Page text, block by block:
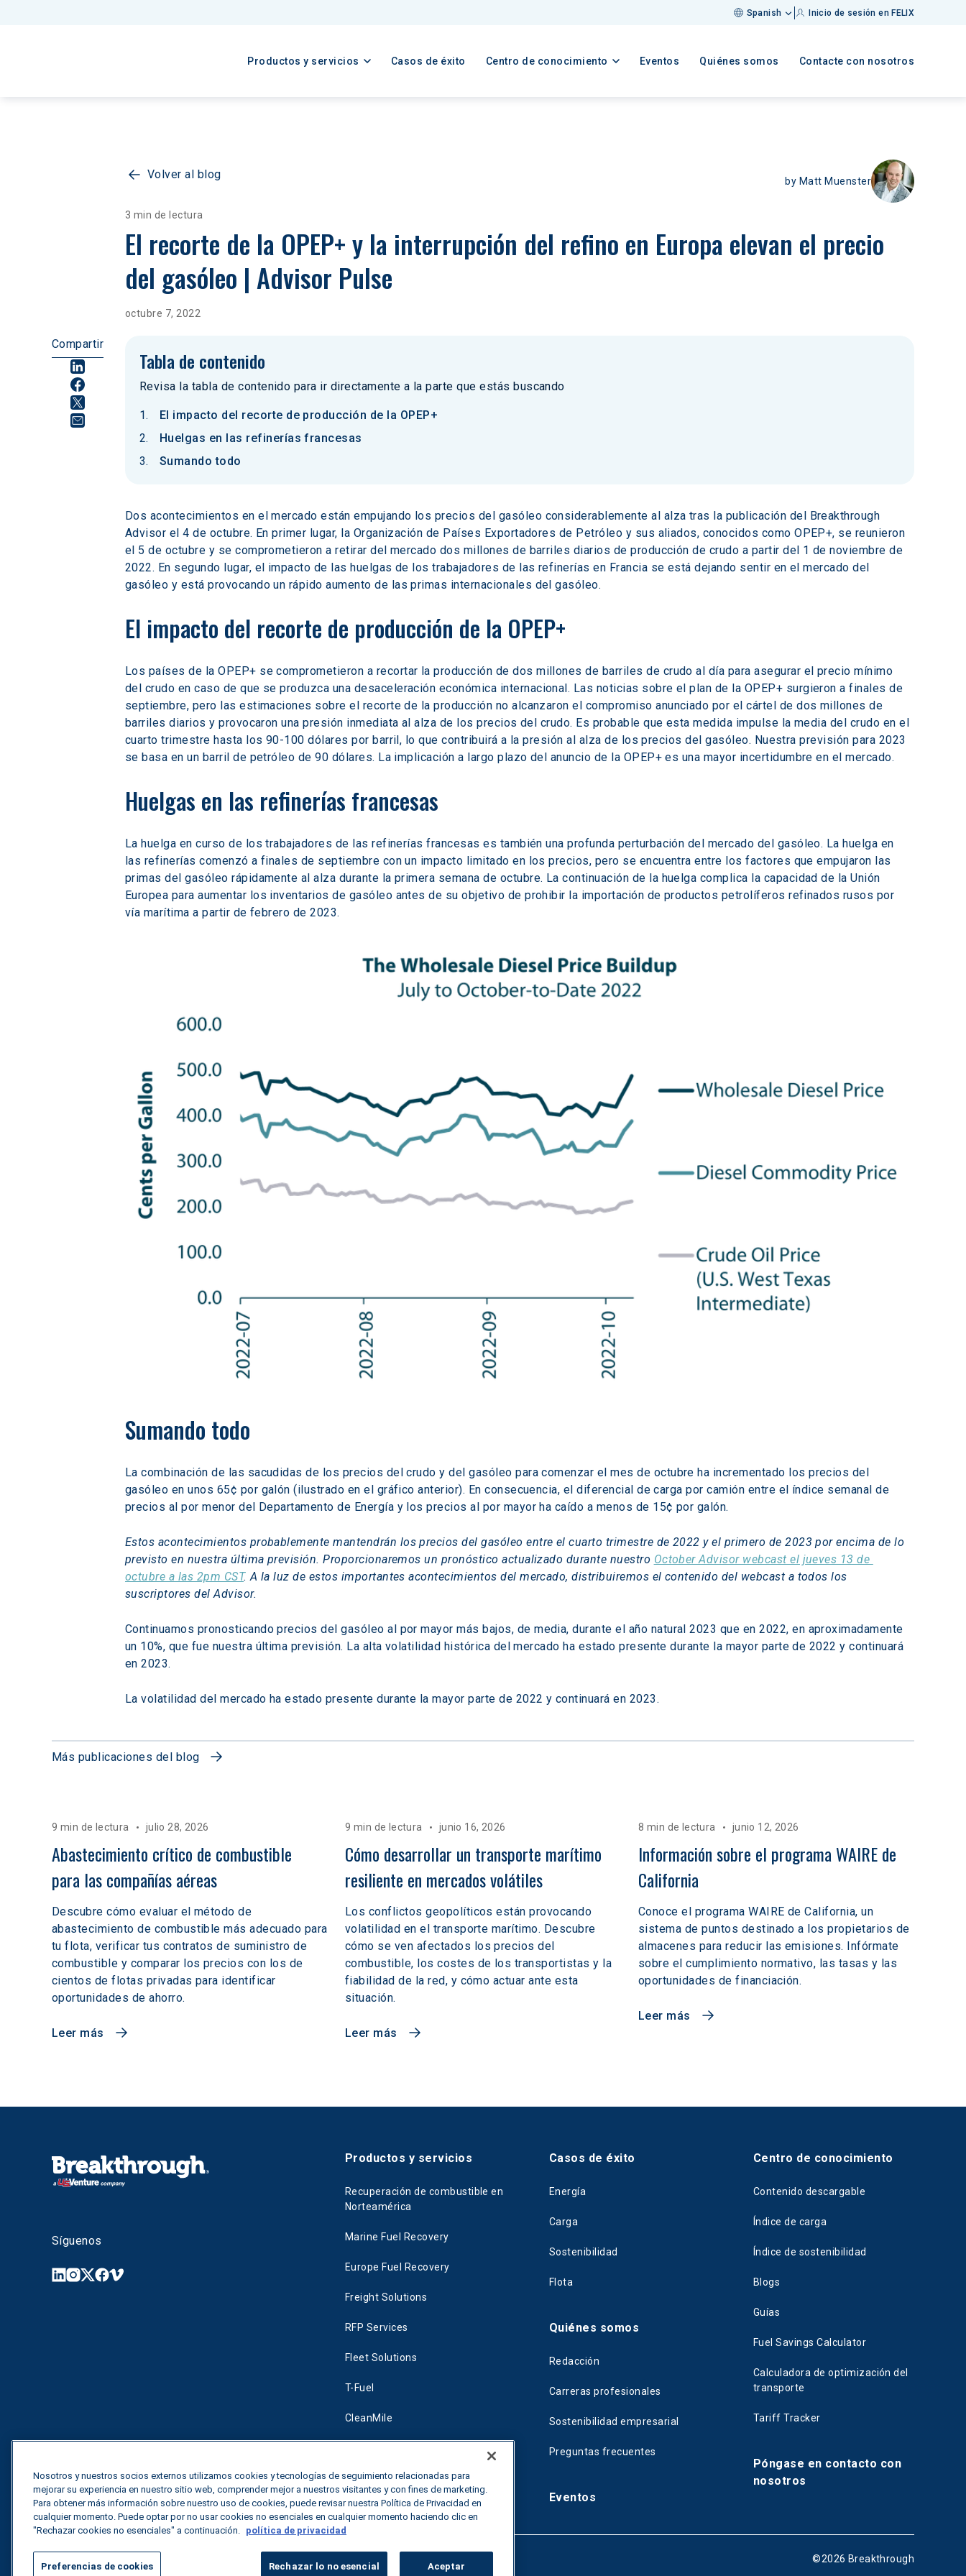
Spanish Inicio de sesión en FELIX
Productos y servicios Casos de éxito Centro de conocimiento Eventos Quiénes somos Contacte con nosotros
Volver al blog by Matt Muenster
3 min de lectura
El recorte de la OPEP+ y la interrupción del refino en Europa elevan el precio
del gasóleo | Advisor Pulse
octubre 7, 2022
Compartir
Tabla de contenido
Revisa la tabla de contenido para ir directamente a la parte que estás buscando
El impacto del recorte de producción de la OPEP+
Huelgas en las refinerías francesas
Sumando todo
Dos acontecimientos en el mercado están empujando los precios del gasóleo considerablemente al alza tras la publicación del Breakthrough
Advisor el 4 de octubre. En primer lugar, la Organización de Países Exportadores de Petróleo y sus aliados, conocidos como OPEP+, se reunieron
el 5 de octubre y se comprometieron a retirar del mercado dos millones de barriles diarios de producción de crudo a partir del 1 de noviembre de
2022. En segundo lugar, el impacto de las huelgas de los trabajadores de las refinerías en Francia se está dejando sentir en el mercado del
gasóleo y está provocando un rápido aumento de las primas internacionales del gasóleo.
El impacto del recorte de producción de la OPEP+
Los países de la OPEP+ se comprometieron a recortar la producción de dos millones de barriles de crudo al día para asegurar el precio mínimo
del crudo en caso de que se produzca una desaceleración económica internacional. Las noticias sobre el plan de la OPEP+ surgieron a finales de
septiembre, pero las estimaciones sobre el recorte de la producción no alcanzaron el compromiso anunciado por el cártel de dos millones de
barriles diarios y provocaron una presión inmediata al alza de los precios del crudo. Es probable que esta medida impulse la media del crudo en el
cuarto trimestre hasta los 90-100 dólares por barril, lo que contribuirá a la presión al alza de los precios del gasóleo. Nuestra previsión para 2023
se basa en un barril de petróleo de 90 dólares. La implicación a largo plazo del anuncio de la OPEP+ es una mayor incertidumbre en el mercado.
Huelgas en las refinerías francesas
La huelga en curso de los trabajadores de las refinerías francesas es también una profunda perturbación del mercado del gasóleo. La huelga en
las refinerías comenzó a finales de septiembre con un impacto limitado en los precios, pero se encuentra entre los factores que empujaron las
primas del gasóleo rápidamente al alza durante la primera semana de octubre. La continuación de la huelga complica la capacidad de la Unión
Europea para aumentar los inventarios de gasóleo antes de su objetivo de prohibir la importación de productos petrolíferos refinados rusos por
vía marítima a partir de febrero de 2023.
Sumando todo
La combinación de las sacudidas de los precios del crudo y del gasóleo para comenzar el mes de octubre ha incrementado los precios del
gasóleo en unos 65¢ por galón (ilustrado en el gráfico anterior). En consecuencia, el diferencial de carga por camión entre el índice semanal de
precios al por menor del Departamento de Energía y los precios al por mayor ha caído a menos de 15¢ por galón.
Estos acontecimientos probablemente mantendrán los precios del gasóleo entre el cuarto trimestre de 2022 y el primero de 2023 por encima de lo
previsto en nuestra última previsión. Proporcionaremos un pronóstico actualizado durante nuestro October Advisor webcast el jueves 13 de
octubre a las 2pm CST. A la luz de estos importantes acontecimientos del mercado, distribuiremos el contenido del webcast a todos los
suscriptores del Advisor.
Continuamos pronosticando precios del gasóleo al por mayor más bajos, de media, durante el año natural 2023 que en 2022, en aproximadamente
un 10%, que fue nuestra última previsión. La alta volatilidad histórica del mercado ha estado presente durante la mayor parte de 2022 y continuará
en 2023.
La volatilidad del mercado ha estado presente durante la mayor parte de 2022 y continuará en 2023.
Más publicaciones del blog
9 min de lectura julio 28, 2026
Abastecimiento crítico de combustible
para las compañías aéreas
Descubre cómo evaluar el método de
abastecimiento de combustible más adecuado para
tu flota, verificar tus contratos de suministro de
combustible y comparar los precios con los de
cientos de flotas privadas para identificar
oportunidades de ahorro.
Leer más
9 min de lectura junio 16, 2026
Cómo desarrollar un transporte marítimo
resiliente en mercados volátiles
Los conflictos geopolíticos están provocando
volatilidad en el transporte marítimo. Descubre
cómo se ven afectados los precios del
combustible, los costes de los transportistas y la
fiabilidad de la red, y cómo actuar ante esta
situación.
Leer más
8 min de lectura junio 12, 2026
Información sobre el programa WAIRE de
California
Conoce el programa WAIRE de California, un
sistema de puntos destinado a los propietarios de
almacenes para reducir las emisiones. Infórmate
sobre el cumplimiento normativo, las tasas y las
oportunidades de financiación.
Leer más
Síguenos
Productos y servicios
Recuperación de combustible en
Norteamérica
Marine Fuel Recovery
Europe Fuel Recovery
Freight Solutions
RFP Services
Fleet Solutions
T-Fuel
CleanMile
Casos de éxito
Energía
Carga
Sostenibilidad
Flota
Quiénes somos
Redacción
Carreras profesionales
Sostenibilidad empresarial
Preguntas frecuentes
Eventos
Centro de conocimiento
Contenido descargable
Índice de carga
Índice de sostenibilidad
Blogs
Guías
Fuel Savings Calculator
Calculadora de optimización del
transporte
Tariff Tracker
Póngase en contacto con
nosotros
reservados.
©2026 Breakthrough
Nosotros y nuestros socios externos utilizamos cookies y tecnologías de seguimiento relacionadas para
mejorar su experiencia en nuestro sitio web, comprender mejor a nuestros visitantes y con fines de marketing.
Para obtener más información sobre nuestro uso de cookies, puede revisar nuestra Política de Privacidad en
cualquier momento. Puede optar por no usar cookies no esenciales en cualquier momento haciendo clic en
"Rechazar cookies no esenciales" a continuación. política de privacidad
Preferencias de cookies Rechazar lo no esencial Aceptar